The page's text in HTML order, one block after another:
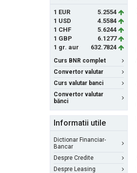
1 EUR
5.2554
1 USD
4.5584
1 CHF
5.6244
1 GBP
6.1277
1 gr. aur
632.7824
Curs BNR complet
Convertor valutar
Curs valutar banci
Convertor valutar
bănci
Informatii utile
Dictionar Financiar-
Bancar
Despre Credite
Despre Leasing